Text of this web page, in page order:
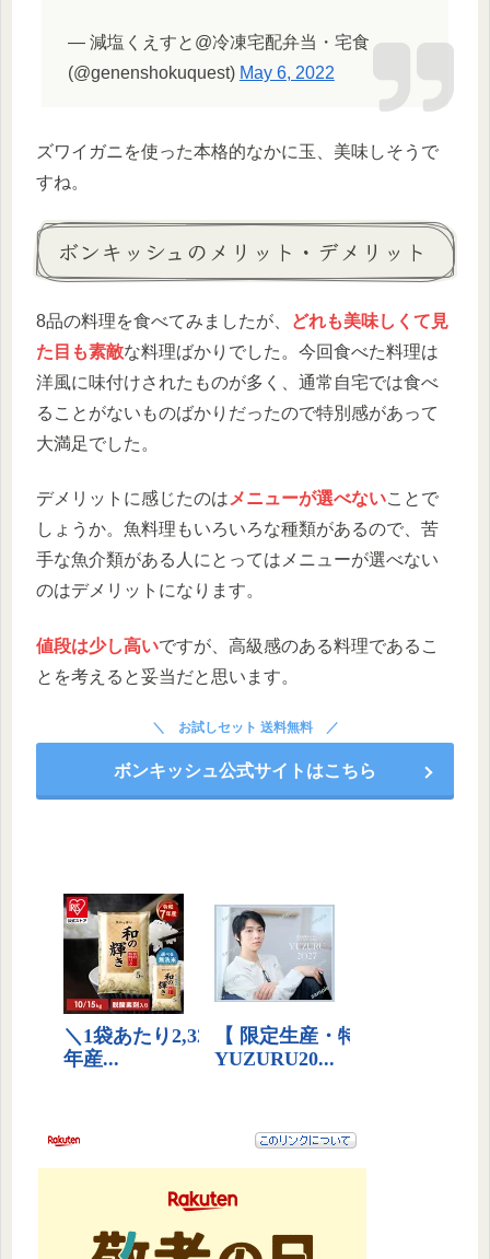
— 減塩くえすと@冷凍宅配弁当・宅食
(@genenshokuquest) May 6, 2022
ズワイガニを使った本格的なかに玉、美味しそうで
すね。
ボンキッシュのメリット・デメリット
8品の料理を食べてみましたが、
どれも美味しくて見
た目も素敵な料理ばかりでした。今回食べた料理は
洋風に味付けされたものが多く、通常自宅では食べ
ることがないものばかりだったので特別感があって
大満足でした。
デメリットに感じたのは メニューが選べないことで
しょうか。魚料理もいろいろな種類があるので、苦
手な魚介類がある人にとってはメニューが選べない
のはデメリットになります。
値段は少し高いですが、高級感のある料理であるこ
とを考えると妥当だと思います。
お試しセット 送料無料
ボンキッシュ公式サイトはこちら